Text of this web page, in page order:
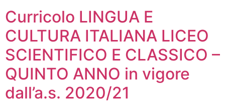
Curricolo LINGUA E
CULTURA ITALIANA LICEO
SCIENTIFICO E CLASSICO –
QUINTO ANNO in vigore
dall’a.s. 2020/21